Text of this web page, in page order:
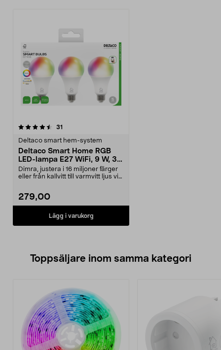
31
Deltaco smart hem-system
Deltaco Smart Home RGB
LED-lampa E27 WiFi, 9 W, 3-
pack
Dimra, justera i 16 miljoner färger
eller från kallvitt till varmvitt ljus via
279,00
Lägg i varukorg
Toppsäljare inom samma kategori